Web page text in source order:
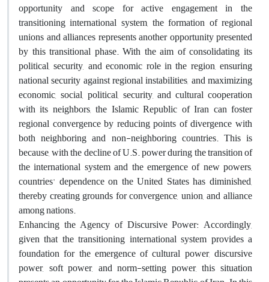
opportunity and scope for active engagement in the
transitioning international system, the formation of regional
unions and alliances represents another opportunity presented
by this transitional phase. With the aim of consolidating its
political, security, and economic role in the region, ensuring
national security against regional instabilities, and maximizing
economic, social, political, security, and cultural cooperation
with its neighbors, the Islamic Republic of Iran can foster
regional convergence by reducing points of divergence with
both neighboring and non-neighboring countries. This is
because, with the decline of U.S. power during the transition of
the international system and the emergence of new powers,
countries' dependence on the United States has diminished,
thereby creating grounds for convergence, union, and alliance
among nations.
Enhancing the Agency of Discursive Power: Accordingly,
given that the transitioning international system provides a
foundation for the emergence of cultural power, discursive
power, soft power, and norm-setting power, this situation